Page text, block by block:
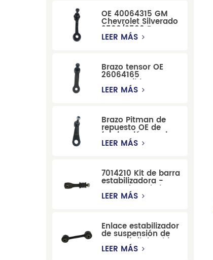
Durango
OE 40064315 GM
Chevrolet Silverado
2500/3500 Brazo
tensor para una
LEER MÁS
Brazo tensor OE
26064165
compatible con
modelos Cadillac
LEER MÁS
Brazo Pitman de
repuesto OE de
fabricación precisa
12479051, fabricado
Cadillac, Chevrolet
y Hummer.
LEER MÁS
7014210 Kit de barra
estabilizadora -
Reemplazo de barra
estabilizadora de
LEER MÁS
Enlace estabilizador
de suspensión de
automóvil de China
para Chevrolet
LEER MÁS